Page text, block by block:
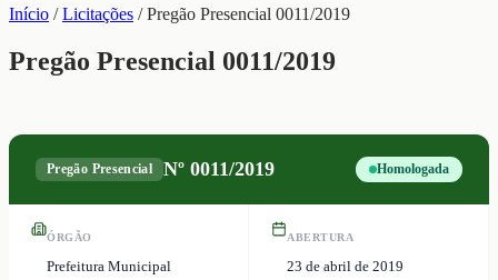
Início /Licitações /Pregão Presencial 0011/2019
Pregão Presencial 0011/2019
Pregão Presencial Nº0011/2019 Homologada
ÓRGÃO
Prefeitura Municipal
ABERTURA
23 de abril de 2019